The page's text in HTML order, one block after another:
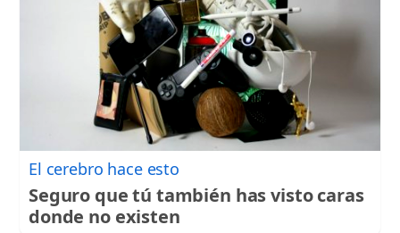
El cerebro hace esto
Seguro que tú también has visto caras
donde no existen